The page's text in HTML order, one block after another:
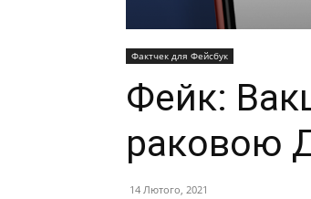
Фактчек для Фейсбук
Фейк:
раковою
14 Лютого, 2021